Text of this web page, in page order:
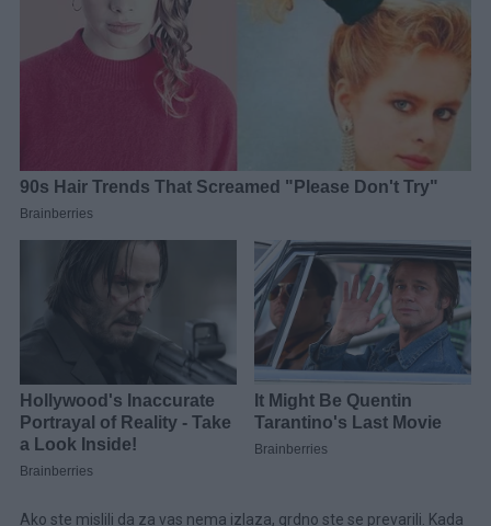
Ako ste mislili da za vas nema izlaza, grdno ste se prevarili. Kada